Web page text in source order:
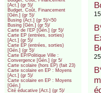
[Act.] (gr 5)/
Budget, Coût, Financement
[Gén.] (gr 5)/
Busing (Act.] (gr 5)/<50
Busing [Gén.] (gr 5)/
Carte de l’EP [Gén.] (gr 5)/
Carte EP (entrées, sorties)
[Act.] (gr 5)/
Carte EP (entrées, sorties)
[Gén.] (gr 5)/
Carte EP/Politique Ville :
Convergence [Gén.] (gr 5/
Carte scolaire (hors EP) (fait 23)
Carte scolaire en EP : Moyens
[Act.] (gr 5)/
Carte scolaire en EP : Moyens
[Gén.]
Cité éducative [Act.] (gr 5)/